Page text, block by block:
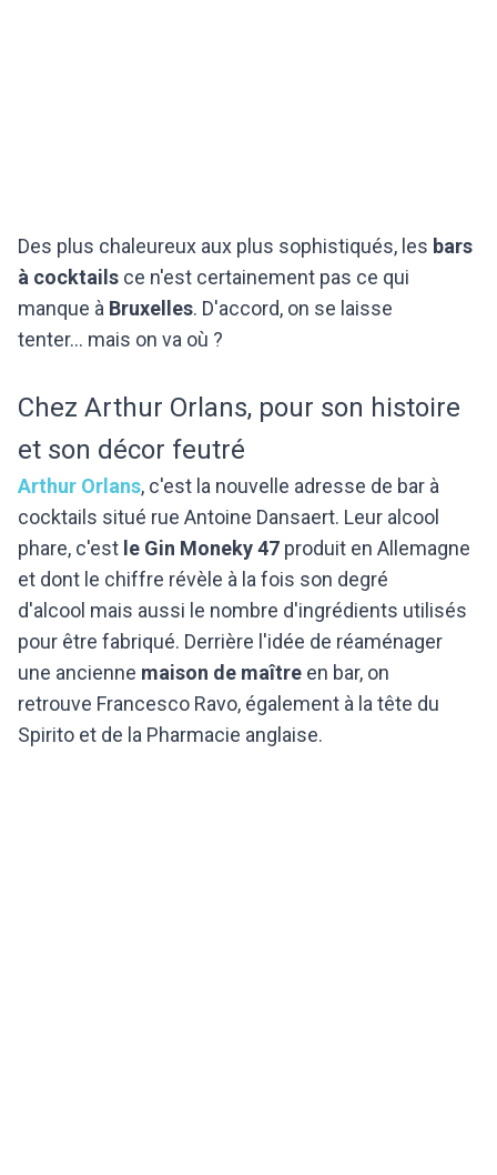
Des plus chaleureux aux plus sophistiqués, les bars
à cocktails ce n'est certainement pas ce qui
manque à Bruxelles. D'accord, on se laisse
tenter... mais on va où ?
Chez Arthur Orlans, pour son histoire
et son décor feutré
Arthur Orlans, c'est la nouvelle adresse de bar à
cocktails situé rue Antoine Dansaert. Leur alcool
phare, c'est le Gin Moneky 47 produit en Allemagne
et dont le chiffre révèle à la fois son degré
d'alcool mais aussi le nombre d'ingrédients utilisés
pour être fabriqué. Derrière l'idée de réaménager
une ancienne maison de maître en bar, on
retrouve Francesco Ravo, également à la tête du
Spirito et de la Pharmacie anglaise.